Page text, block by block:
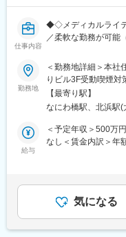
員として登録してい
ができ、メーカーと
プデートできる環境
◎完全在宅勤務のた
なくてもご就業いた
◎お昼休みの時間帯
場合、お子様の通院
（自分の業務が終わ
量の大きい働き方が
※国内出張の頻度は
ん。）
仕事内容
◆◇メディカルライ
／柔軟な勤務が可能
ティング会社◆◇
■業務概要：
治験相談用資料や試
作成を中心に、医薬
（英語・日本語）を
・オーファンドラッ
・日本を含む各国規
勤務地
＜勤務地詳細＞本社
りビル3F受動喫煙対
【最寄り駅】
なにわ橋駅、北浜駅(
給与
＜予定年収＞500万
なし＜賃金内訳＞年
安の金額であり、選
(月額)は固定手当を
気になる